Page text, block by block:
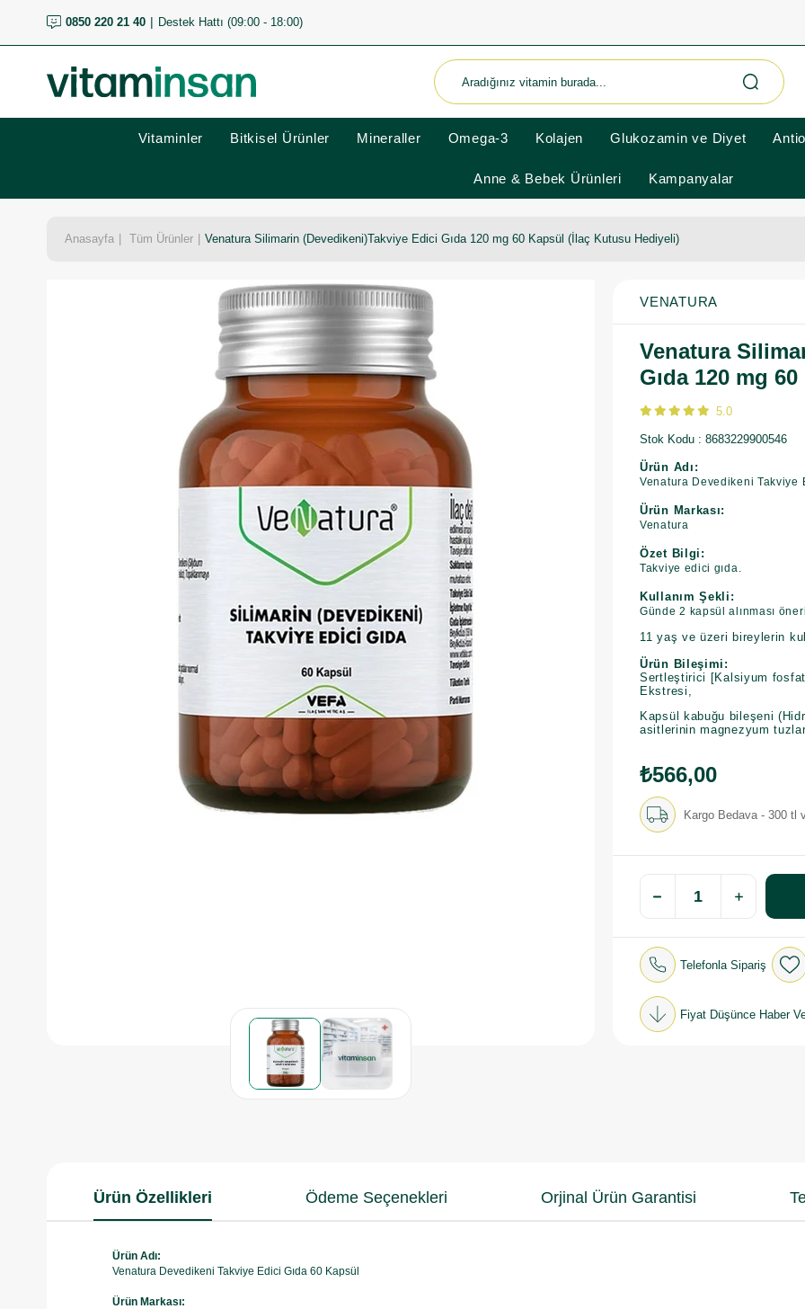
0850 220 21 40 Destek Hattı (09:00 - 18:00)
Vitaminler Bitkisel Ürünler Mineraller Omega-3 Kolajen Glukozamin ve Diyet
Anne & Bebek Ürünleri Kampanyalar
Anasayfa Tüm Ürünler Venatura Silimarin (Devedikeni)Takviye Edici Gıda 120 mg 60 Kapsül (İlaç Kutusu Hediyeli)
VENATURA
Venatura
Gıda 120 mg
5.0
Stok Kodu 8683229900546
Ürün Adı:
Venatura Devedikeni Takviye
Ürün Markası:
Venatura
Özet Bilgi:
Takviye edici gıda.
Kullanım Şekli:
Günde 2 kapsül alınması
11 yaş ve üzeri bireylerin
Ürün Bileşimi:
Sertleştirici [Kalsiyum
Ekstresi,
Kapsül kabuğu bileşeni
asitlerinin magnezyum
₺566,00
Kargo Bedava - 300 tl
Telefonla Sipariş
Fiyat Düşünce Haber
Ürün Özellikleri Ödeme Seçenekleri Orjinal Ürün Garantisi
Ürün Adı:
Venatura Devedikeni Takviye Edici Gıda 60 Kapsül
Ürün Markası: